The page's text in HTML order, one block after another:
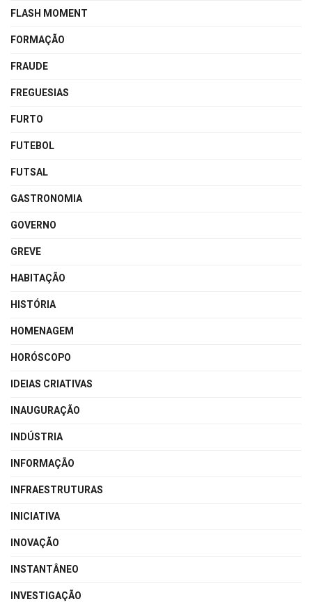
FLASH MOMENT
FORMAÇÃO
FRAUDE
FREGUESIAS
FURTO
FUTEBOL
FUTSAL
GASTRONOMIA
GOVERNO
GREVE
HABITAÇÃO
HISTÓRIA
HOMENAGEM
HORÓSCOPO
IDEIAS CRIATIVAS
INAUGURAÇÃO
INDÚSTRIA
INFORMAÇÃO
INFRAESTRUTURAS
INICIATIVA
INOVAÇÃO
INSTANTÂNEO
INVESTIGAÇÃO